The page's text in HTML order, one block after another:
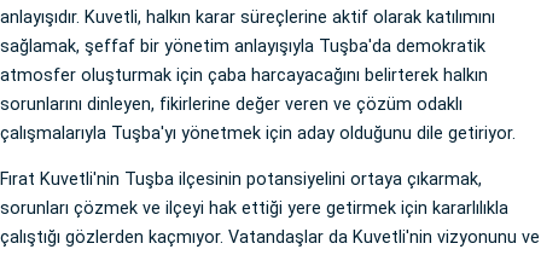
anlayışıdır. Kuvetli, halkın karar süreçlerine aktif olarak katılımını
sağlamak, şeffaf bir yönetim anlayışıyla Tuşba'da demokratik
atmosfer oluşturmak için çaba harcayacağını belirterek halkın
sorunlarını dinleyen, fikirlerine değer veren ve çözüm odaklı
çalışmalarıyla Tuşba'yı yönetmek için aday olduğunu dile getiriyor.
Fırat Kuvetli'nin Tuşba ilçesinin potansiyelini ortaya çıkarmak,
sorunları çözmek ve ilçeyi hak ettiği yere getirmek için kararlılıkla
çalıştığı gözlerden kaçmıyor. Vatandaşlar da Kuvetli'nin vizyonunu ve